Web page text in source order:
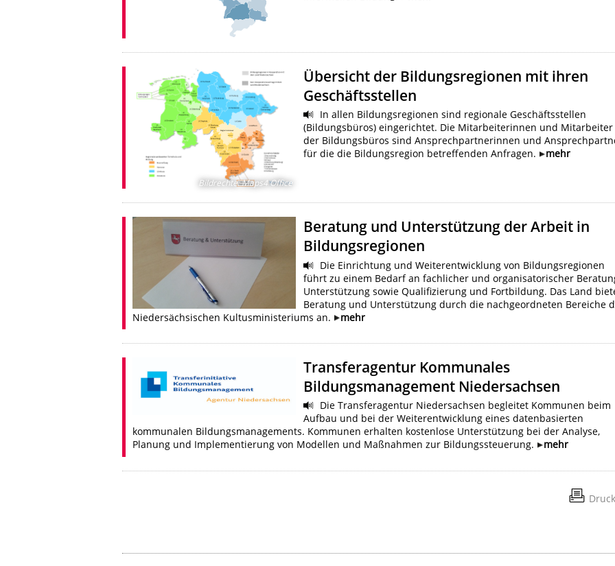
Bildrechte:Maps4 Office
Übersicht der Bildungsregionen mit ihren
Geschäftsstellen
In allen Bildungsregionen sind regionale Geschäftsstellen
(Bildungsbüros) eingerichtet. Die Mitarbeiterinnen und Mitarbeiter
der Bildungsbüros sind Ansprechpartnerinnen und
für die die Bildungsregion betreffenden Anfragen.
mehr
Beratung und Unterstützung der Arbeit in
Bildungsregionen
Die Einrichtung und Weiterentwicklung von Bildungsregionen
führt zu einem Bedarf an fachlicher und organisatorischer
Unterstützung sowie Qualifizierung und Fortbildung. Das Land
Beratung und Unterstützung durch die nachgeordneten Bereiche
Niedersächsischen Kultusministeriums an.
mehr
Transferagentur Kommunales
Bildungsmanagement Niedersachsen
Die Transferagentur Niedersachsen begleitet Kommunen beim
Aufbau und bei der Weiterentwicklung eines datenbasierten
kommunalen Bildungsmanagements. Kommunen erhalten kostenlose Unterstützung bei der Analyse,
Planung und Implementierung von Modellen und Maßnahmen zur Bildungssteuerung.
mehr